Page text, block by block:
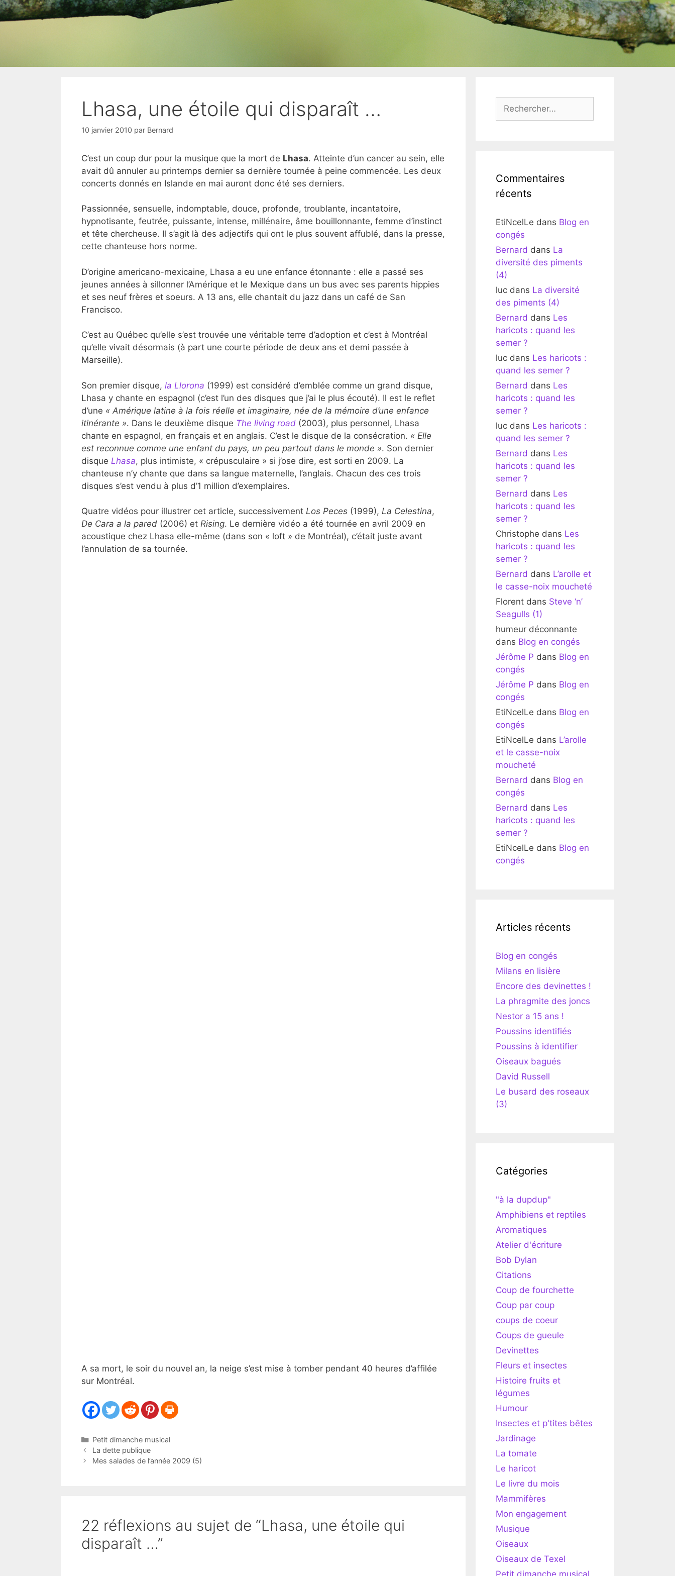
Lhasa, une étoile qui disparaît …
10 janvier 2010 par Bernard
C’est un coup dur pour la musique que la mort de Lhasa. Atteinte d’un cancer au sein, elle
avait dû annuler au printemps dernier sa dernière tournée à peine commencée. Les deux
concerts donnés en Islande en mai auront donc été ses derniers.
Passionnée, sensuelle, indomptable, douce, profonde, troublante, incantatoire,
hypnotisante, feutrée, puissante, intense, millénaire, âme bouillonnante, femme d’instinct
et tête chercheuse. Il s’agit là des adjectifs qui ont le plus souvent affublé, dans la presse,
cette chanteuse hors norme.
D’origine americano-mexicaine, Lhasa a eu une enfance étonnante : elle a passé ses
jeunes années à sillonner l’Amérique et le Mexique dans un bus avec ses parents hippies
et ses neuf frères et soeurs. A 13 ans, elle chantait du jazz dans un café de San
Francisco.
C’est au Québec qu’elle s’est trouvée une véritable terre d’adoption et c’est à Montréal
qu’elle vivait désormais (à part une courte période de deux ans et demi passée à
Marseille).
Son premier disque, la Llorona (1999) est considéré d’emblée comme un grand disque,
Lhasa y chante en espagnol (c’est l’un des disques que j’ai le plus écouté). Il est le reflet
d’une « Amérique latine à la fois réelle et imaginaire, née de la mémoire d’une enfance
itinérante ». Dans le deuxième disque The living road (2003), plus personnel, Lhasa
chante en espagnol, en français et en anglais. C’est le disque de la consécration. « Elle
est reconnue comme une enfant du pays, un peu partout dans le monde ». Son dernier
disque Lhasa, plus intimiste, « crépusculaire » si j’ose dire, est sorti en 2009. La
chanteuse n’y chante que dans sa langue maternelle, l’anglais. Chacun des ces trois
disques s’est vendu à plus d’1 million d’exemplaires.
Quatre vidéos pour illustrer cet article, successivement Los Peces (1999), La Celestina,
De Cara a la pared (2006) et Rising. Le dernière vidéo a été tournée en avril 2009 en
acoustique chez Lhasa elle-même (dans son « loft » de Montréal), c’était juste avant
l’annulation de sa tournée.
A sa mort, le soir du nouvel an, la neige s’est mise à tomber pendant 40 heures d’affilée
sur Montréal.
Catégories
Petit dimanche musical
La dette publique
Mes salades de l’année 2009 (5)
22 réflexions au sujet de “Lhasa, une étoile qui
disparaît …”
Commentaires
récents
EtiNcelLe dans Blog en
congés
Bernard dans La
diversité des piments
(4)
luc dans La diversité
des piments (4)
Bernard dans Les
haricots : quand les
semer ?
luc dans Les haricots :
quand les semer ?
Bernard dans Les
haricots : quand les
semer ?
luc dans Les haricots :
quand les semer ?
Bernard dans Les
haricots : quand les
semer ?
Bernard dans Les
haricots : quand les
semer ?
Christophe dans Les
haricots : quand les
semer ?
Bernard dans L’arolle et
le casse-noix moucheté
Florent dans Steve ‘n’
Seagulls (1)
humeur déconnante
dans Blog en congés
Jérôme P dans Blog en
congés
Jérôme P dans Blog en
congés
EtiNcelLe dans Blog en
congés
EtiNcelLe dans L’arolle
et le casse-noix
moucheté
Bernard dans Blog en
congés
Bernard dans Les
haricots : quand les
semer ?
EtiNcelLe dans Blog en
congés
Articles récents
Blog en congés
Milans en lisière
Encore des devinettes !
La phragmite des joncs
Nestor a 15 ans !
Poussins identifiés
Poussins à identifier
Oiseaux bagués
David Russell
Le busard des roseaux
(3)
Catégories
"à la dupdup"
Amphibiens et reptiles
Aromatiques
Atelier d'écriture
Bob Dylan
Citations
Coup de fourchette
Coup par coup
coups de coeur
Coups de gueule
Devinettes
Fleurs et insectes
Histoire fruits et
légumes
Humour
Insectes et p'tites bêtes
Jardinage
La tomate
Le haricot
Le livre du mois
Mammifères
Mon engagement
Musique
Oiseaux
Oiseaux de Texel
Petit dimanche musical